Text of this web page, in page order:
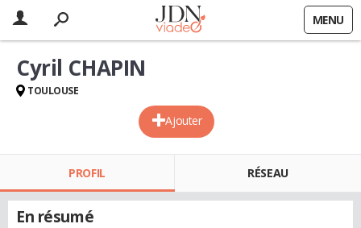
MENU
Ajouter
Cyril CHAPIN
TOULOUSE
PROFIL RÉSEAU
En résumé